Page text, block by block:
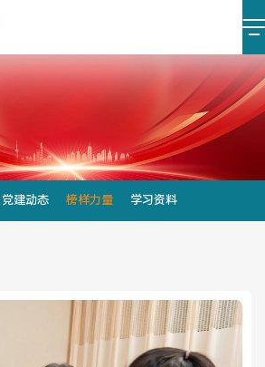
医院文化
环境照片
党建动态
学习资料
党建动态 榜样力量 学习资料